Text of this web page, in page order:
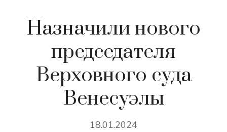
Назначили нового
председателя
Верховного суда
Венесуэлы
18.01.2024